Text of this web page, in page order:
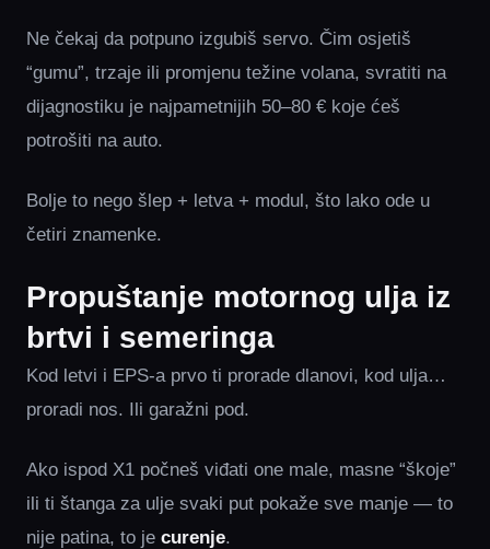
Ne čekaj da potpuno izgubiš servo. Čim osjetiš
“gumu”, trzaje ili promjenu težine volana, svratiti na
dijagnostiku je najpametnijih 50–80 € koje ćeš
potrošiti na auto.
Bolje to nego šlep + letva + modul, što lako ode u
četiri znamenke.
Propuštanje motornog ulja iz
brtvi i semeringa
Kod letvi i EPS‑a prvo ti prorade dlanovi, kod ulja…
proradi nos. Ili garažni pod.
Ako ispod X1 počneš viđati one male, masne “škoje”
ili ti štanga za ulje svaki put pokaže sve manje — to
nije patina, to je curenje.